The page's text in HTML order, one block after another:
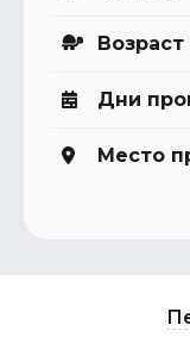
Возраст
Дни
Место